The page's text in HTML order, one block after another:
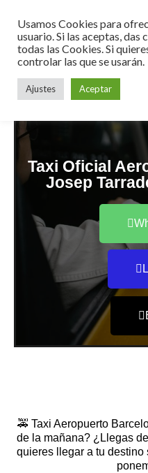
Taxi Oficial
Josep
🚕 Taxi Aeropuerto
de la mañana? ¿Llegas
quieres llegar a tu
Usamos Cookies para
usuario. Si las aceptas,
todas las Cookies. Si
controlar las que se usarán.
Ajustes Aceptar